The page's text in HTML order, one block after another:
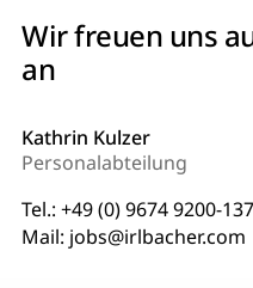
Wir freuen uns
an
Kathrin Kulzer
Personalabteilung
Tel.: +49 (0) 9674 9200-137
Mail: jobs@irlbacher.com